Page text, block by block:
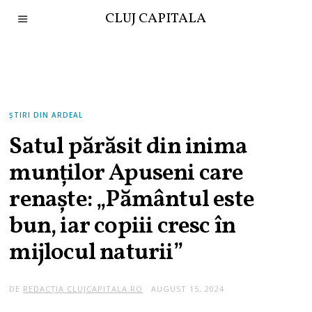
CLUJ CAPITALA
ȘTIRI DIN ARDEAL
Satul părăsit din inima
munților Apuseni care
renaște: „Pământul este
bun, iar copiii cresc în
mijlocul naturii”
DE REDACȚIA CLUJCAPITALA.RO AUGUST 15, 2024